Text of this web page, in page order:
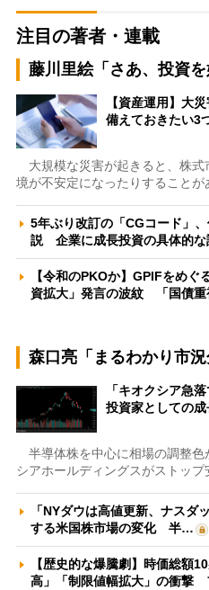
注目の著者・連載
藤川里絵「さあ、投資を
【資産運用】大
備えておきたい3
大規模な災害が起きると、株式
境が不安定になったりすること
5年ぶり改訂の「CGコード」
説 企業に成長投資の具体的
【令和のPKOか】GPIFをめ
資拡大」発言の波紋 「国債
森口亮「まるわかり市況
「キオクシア急
投資家としての
半導体株を中心に相場の調整色
シアホールディングスがストッ
「NYダウは高値更新、ナスダ
する米国株市場の変化 半…
【歴史的な爆騰劇】時価総額
高」「制限値幅拡大」の衝撃